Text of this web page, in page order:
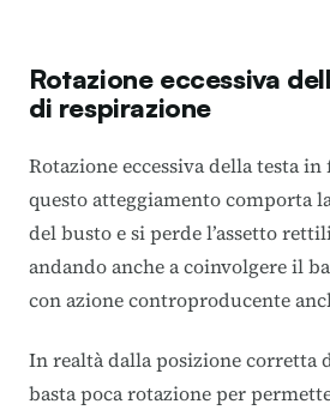
Rotazione eccessiva
di respirazione
Rotazione eccessiva della testa
questo atteggiamento comporta
del busto e si perde l’assetto
andando anche a coinvolgere il
con azione controproducente
In realtà dalla posizione corretta
basta poca rotazione per